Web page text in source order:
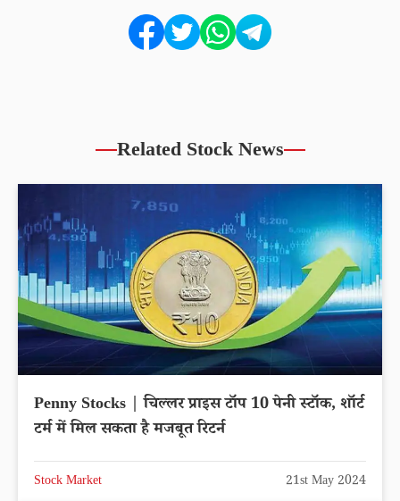
Related Stock News
Penny Stocks | चिल्लर प्राइस टॉप 10 पेनी स्टॉक, शॉर्ट
टर्म में मिल सकता है मजबूत रिटर्न
Stock Market 21st May 2024